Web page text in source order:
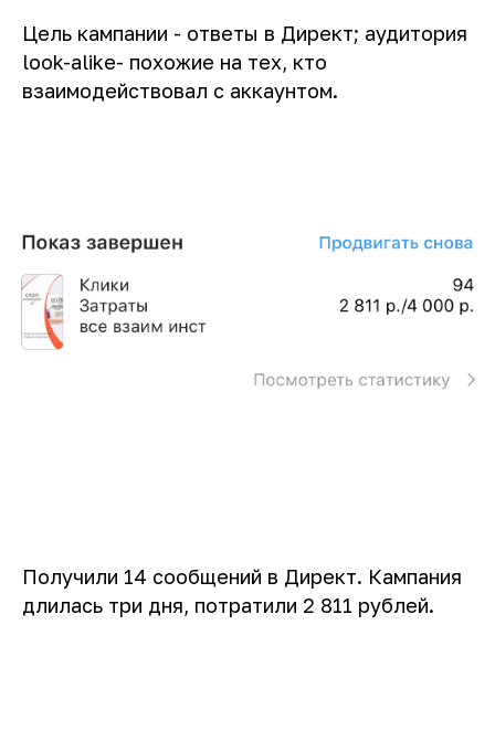
Цель кампании - ответы в Директ; аудитория
look-alike- похожие на тех, кто
взаимодействовал с аккаунтом.
Получили 14 сообщений в Директ. Кампания
длилась три дня, потратили 2 811 рублей.